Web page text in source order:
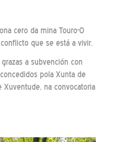
cero da mina Touro-O
que se está a vivir.
a subvención con
pola Xunta de
Xuventude, na convocatoria